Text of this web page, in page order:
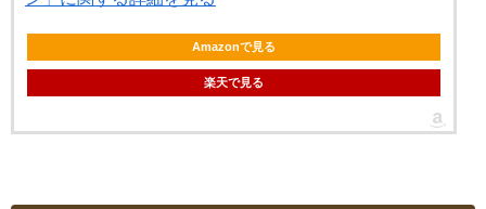
Amazonで見る
楽天で見る